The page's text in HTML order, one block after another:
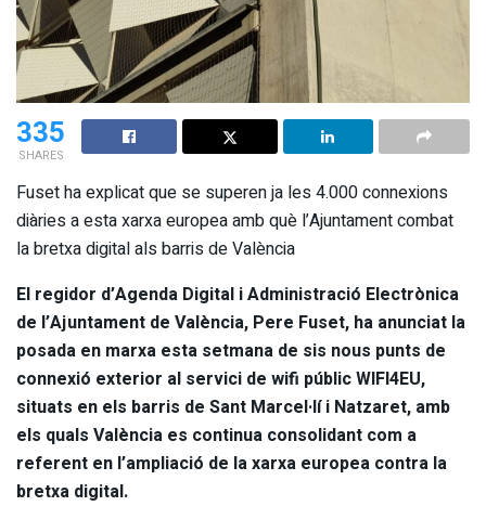
335
SHARES
Fuset ha explicat que se superen ja les 4.000 connexions
diàries a esta xarxa europea amb què l’Ajuntament combat
la bretxa digital als barris de València
El regidor d’Agenda Digital i Administració Electrònica
de l’Ajuntament de València, Pere Fuset, ha anunciat la
posada en marxa esta setmana de sis nous punts de
connexió exterior al servici de wifi públic WIFI4EU,
situats en els barris de Sant Marcel·lí i Natzaret, amb
els quals València es continua consolidant com a
referent en l’ampliació de la xarxa europea contra la
bretxa digital.